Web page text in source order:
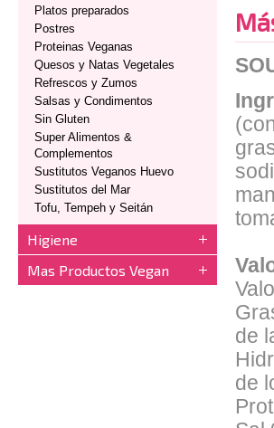
Platos preparados
Postres
Proteinas Veganas
Quesos y Natas Vegetales
Refrescos y Zumos
Salsas y Condimentos
Sin Gluten
Super Alimentos &
Complementos
Sustitutos Veganos Huevo
Sustitutos del Mar
Tofu, Tempeh y Seitán
Higiene
Mas Productos Vegan
de
de